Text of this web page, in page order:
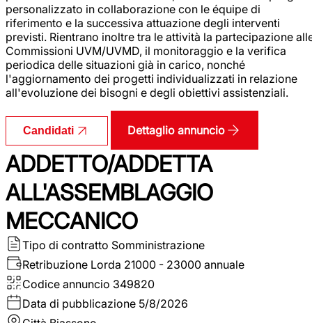
personalizzato in collaborazione con le équipe di
riferimento e la successiva attuazione degli interventi
previsti. Rientrano inoltre tra le attività la partecipazione
Commissioni UVM/UVMD, il monitoraggio e la verifica
periodica delle situazioni già in carico, nonché
l'aggiornamento dei progetti individualizzati in relazione
all'evoluzione dei bisogni e degli obiettivi assistenziali.
Candidati Dettaglio annuncio
ADDETTO/ADDETTA
ALL'ASSEMBLAGGIO
MECCANICO
Tipo di contratto Somministrazione
Retribuzione Lorda 21000 - 23000 annuale
Codice annuncio 349820
Data di pubblicazione 5/8/2026